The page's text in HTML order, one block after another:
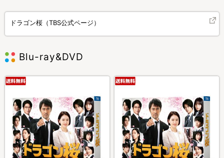
ドラゴン桜（TBS公式ページ）
Blu-ray&DVD